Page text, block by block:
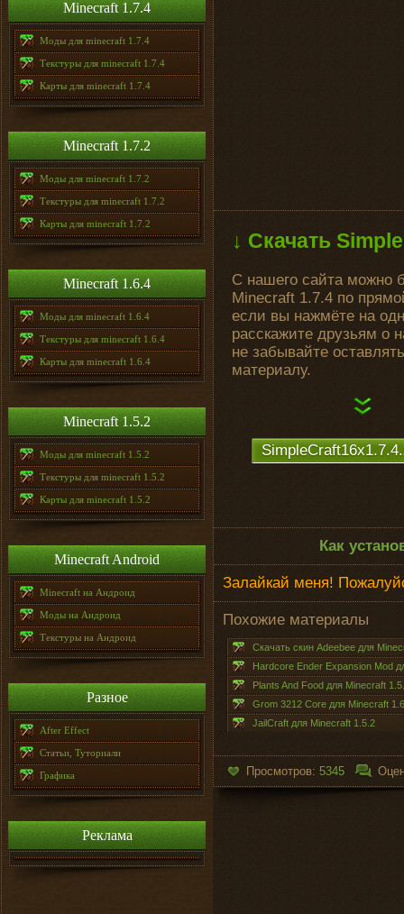
Minecraft 1.7.4
Моды для minecraft 1.7.4
Текстуры для minecraft 1.7.4
Карты для minecraft 1.7.4
Minecraft 1.7.2
Моды для minecraft 1.7.2
Текстуры для minecraft 1.7.2
Карты для minecraft 1.7.2
Minecraft 1.6.4
Моды для minecraft 1.6.4
Текстуры для minecraft 1.6.4
Карты для minecraft 1.6.4
Minecraft 1.5.2
Моды для minecraft 1.5.2
Текстуры для minecraft 1.5.2
Карты для minecraft 1.5.2
Minecraft Android
Minecraft на Андроид
Моды на Андроид
Текстуры на Андроид
Разное
After Effect
Статьи, Туториали
Графика
Реклама
↓ Скачать
С нашего сайта можно
Minecraft 1.7.4 по
если вы нажмёте на
расскажите друзьям о
не забывайте
материалу.
Как
Залайкай меня!
Похожие материалы
Скачать скин Adeebee для
Hardcore Ender Expansion Mod
Plants And Food для Minecraft
Grom 3212 Core для Minecraft
JailCraft для Minecraft 1.5.2
Просмотров: 5345